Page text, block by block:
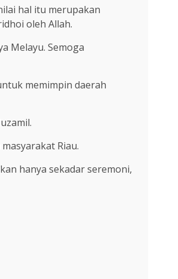
hal itu merupakan
oleh Allah.
Melayu. Semoga
memimpin daerah
Riau.
hanya sekadar seremoni,